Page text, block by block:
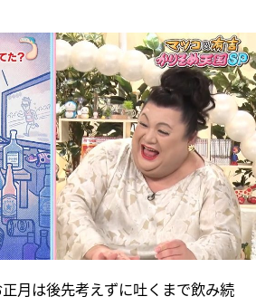
月は後先考えずに吐くまで飲み続